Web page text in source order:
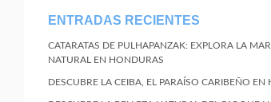
ENTRADAS RECIENTES
CATARATAS DE PULHAPANZAK: EXPLORA LA
NATURAL EN HONDURAS
DESCUBRE LA CEIBA, EL PARAÍSO CARIBEÑO EN